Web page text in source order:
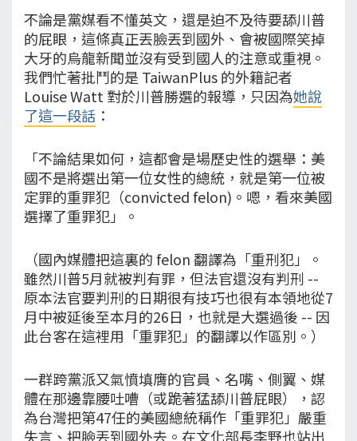
不論是黨媒看不懂英文，還是迫不及待要舔川普
的屁眼，這條真正丟臉丟到國外、會被國際笑掉
大牙的烏龍新聞並沒有受到國人的注意或重視。
我們忙著批鬥的是 TaiwanPlus 的外籍記者
Louise Watt 對於川普勝選的報導，只因為她說
了這一段話 ：
「不論結果如何，這都會是場歷史性的選舉：美
國不是將選出第一位女性的總統，就是第一位被
定罪的重罪犯（convicted felon)。嗯，看來美國
選擇了重罪犯」。
（國內媒體把這裏的 felon 翻譯為「重刑犯」。
雖然川普5月就被判有罪，但法官還沒有判刑 --
原本法官要判刑的日期很有技巧也很有本領地從7
月中被延後至本月的26日，也就是大選過後 -- 因
此台客在這裡用「重罪犯」的翻譯以作區別。）
一群跨黨派又氣憤填膺的官員、名嘴、側翼、媒
體在那邊靠腰吐嘈（或跪著猛舔川普屁眼），認
為台灣把第47任的美國總統稱作「重罪犯」嚴重
失言、把臉丟到國外去。在文化部長李野也站出